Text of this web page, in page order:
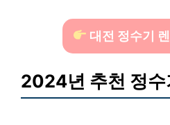
대전 정수기
2024년 추천 정수